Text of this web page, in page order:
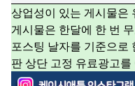
상업성이 있는 게시물은
게시물은 한달에 한 번
포스팅 날자를 기준으로
판 상단 고정 유료광고